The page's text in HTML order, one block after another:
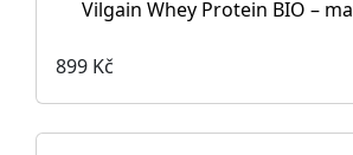
Vilgain Whey Protein BIO –
899 Kč